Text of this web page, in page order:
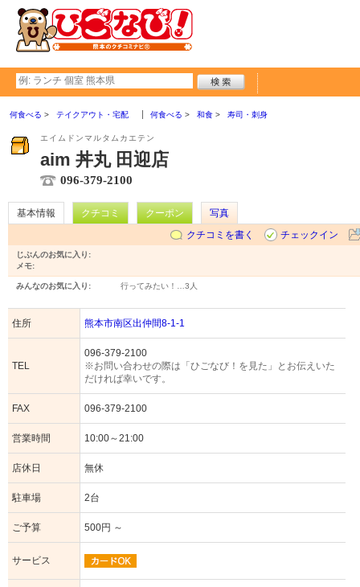
何食べる テイクアウト・宅配 何食べる 和食 寿司・刺身
エイムドンマルタムカエテン
aim 丼丸 田迎店
096-379-2100
基本情報 クチコミ クーポン
写真
クチコミを書く
チェックイン
じぶんのお気に入り:
メモ:
みんなのお気に入り: 行ってみたい！… 3人
住所 熊本市南区出仲間8-1-1
TEL
096-379-2100
※お問い合わせの際は「ひごなび！を見た」とお伝えいた
だければ幸いです。
FAX 096-379-2100
営業時間 10:00～21:00
店休日 無休
駐車場 2台
ご予算 500円 ～
サービス